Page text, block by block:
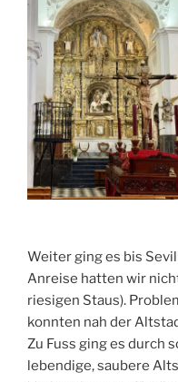
Weiter ging es bis
Anreise hatten wir
riesigen Staus).
konnten nah der
Zu Fuss ging es durch
lebendige, saubere